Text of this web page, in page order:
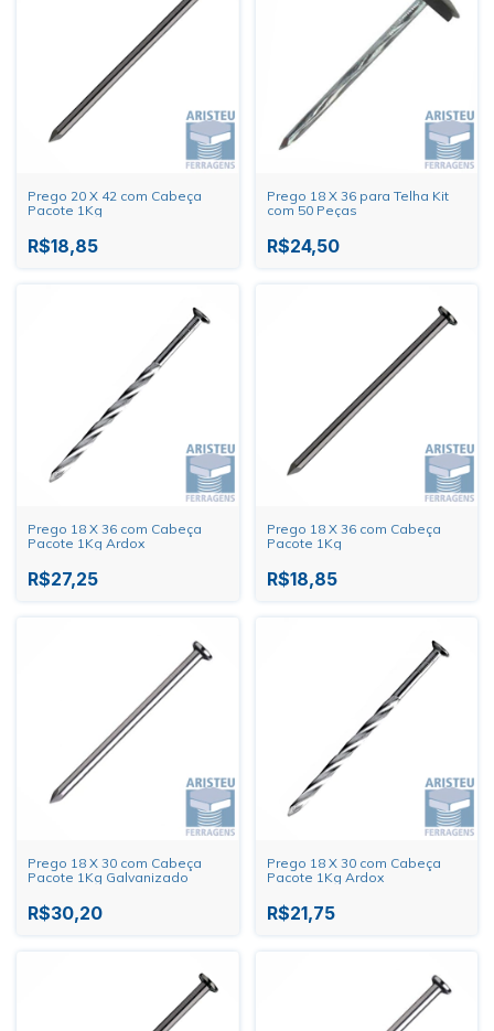
Prego 20 X 42 com Cabeça
Pacote 1Kg
R$18,85
Prego 18 X 36 para Telha Kit
com 50 Peças
R$24,50
Prego 18 X 36 com Cabeça
Pacote 1Kg Ardox
R$27,25
Prego 18 X 36 com Cabeça
Pacote 1Kg
R$18,85
Prego 18 X 30 com Cabeça
Pacote 1Kg Galvanizado
R$30,20
Prego 18 X 30 com Cabeça
Pacote 1Kg Ardox
R$21,75